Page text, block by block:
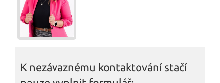
K nezávaznému kontaktování stačí